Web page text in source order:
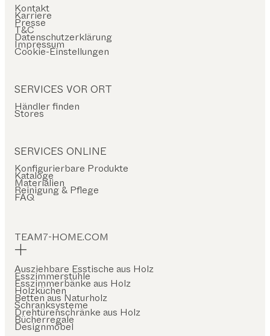
Kontakt
Karriere
Presse
T&C
Datenschutzerklärung
Impressum
Cookie-Einstellungen
SERVICES VOR ORT
Händler finden
Stores
SERVICES ONLINE
Konfigurierbare Produkte
Kataloge
Materialien
Reinigung & Pflege
FAQ
TEAM7-HOME.COM
Ausziehbare Esstische aus Holz
Esszimmerstühle
Esszimmerbänke aus Holz
Holzküchen
Betten aus Naturholz
Schranksysteme
Drehtürenschränke aus Holz
Bücherregale
Designmöbel